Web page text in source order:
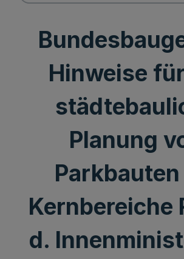
Hinweise
Planung
Kernbereiche
d.